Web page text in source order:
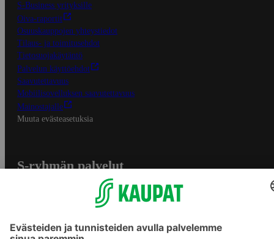
S-Business yrityksille
Oiva-raportit
Osuuskauppojen yhteystiedot
Tilaus- ja toimitusehdot
Tietosuojakäytäntö
Palvelun käyttöehdot
Saavutettavuus
Mobiilisovelluksen saavutettavuus
Mainostajalle
Muuta evästeasetuksia
S-ryhmän palvelut
Yhteishyvä Ruoka -sovellus